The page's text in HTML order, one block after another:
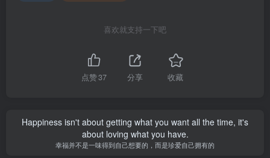
喜欢就支持一下吧
点赞37 分享 收藏
Happiness isn't about getting what you want all the time, it's
about loving what you have.
幸福并不是一味得到自己想要的，而是珍爱自己拥有的